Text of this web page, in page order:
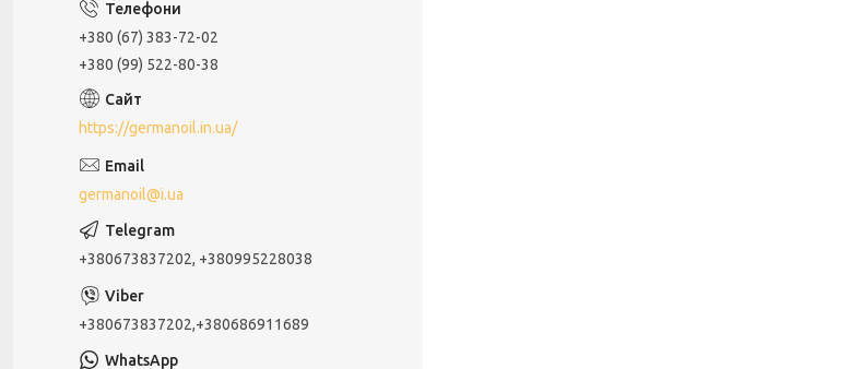
+380 (67) 383-72-02
+380 (99) 522-80-38
https://germanoil.in.ua/
germanoil@i.ua
+380673837202, +380995228038
+380673837202,+380686911689